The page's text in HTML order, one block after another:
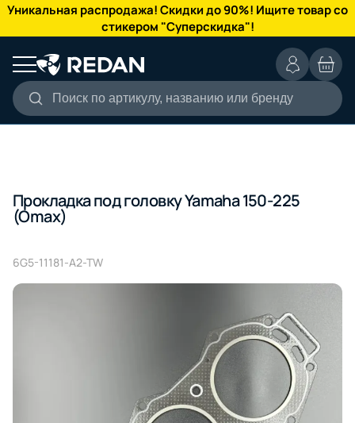
Уникальная распродажа! Скидки до 90%! Ищите товар со
стикером "Суперскидка"!
Поиск по артикулу, названию или бренду
КАТАЛОГ
Прокладка под головку Yamaha 150-225
(Omax)
6G5-11181-A2-TW